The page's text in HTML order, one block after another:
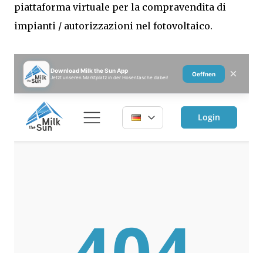
piattaforma virtuale per la compravendita di
impianti / autorizzazioni nel fotovoltaico.